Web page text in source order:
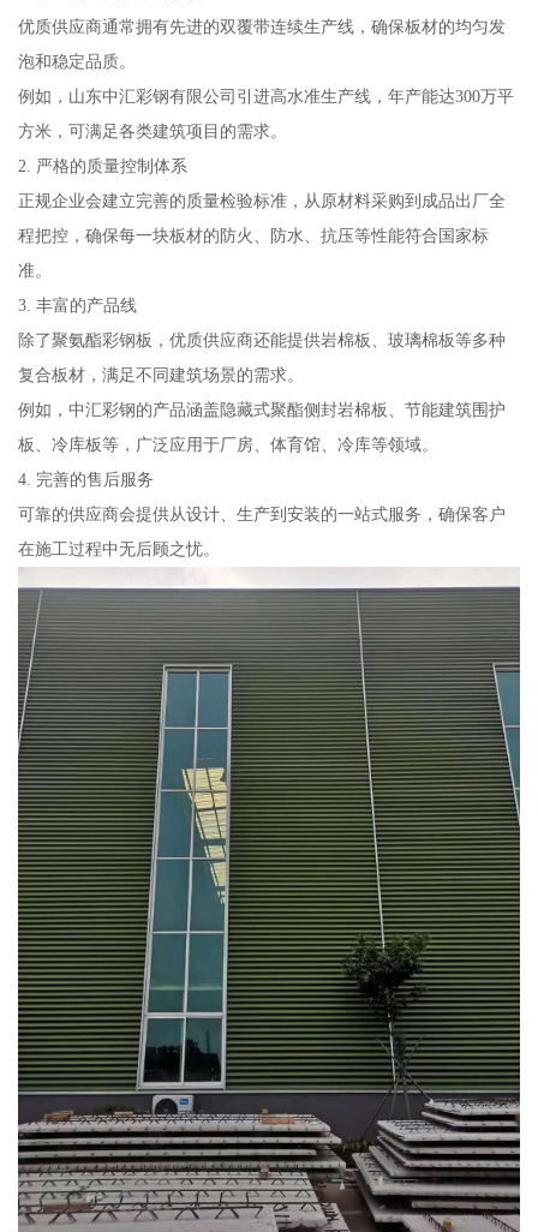
优质供应商通常拥有先进的双覆带连续生产线，确保板材的均匀发
泡和稳定品质。
例如，山东中汇彩钢有限公司引进高水准生产线，年产能达300万平
方米，可满足各类建筑项目的需求。
2. 严格的质量控制体系
正规企业会建立完善的质量检验标准，从原材料采购到成品出厂全
程把控，确保每一块板材的防火、防水、抗压等性能符合国家标
准。
3. 丰富的产品线
除了聚氨酯彩钢板，优质供应商还能提供岩棉板、玻璃棉板等多种
复合板材，满足不同建筑场景的需求。
例如，中汇彩钢的产品涵盖隐藏式聚酯侧封岩棉板、节能建筑围护
板、冷库板等，广泛应用于厂房、体育馆、冷库等领域。
4. 完善的售后服务
可靠的供应商会提供从设计、生产到安装的一站式服务，确保客户
在施工过程中无后顾之忧。